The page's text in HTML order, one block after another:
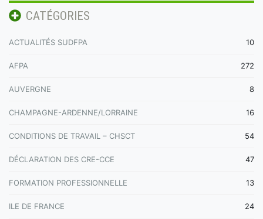
CATÉGORIES
ACTUALITÉS SUDFPA 10
AFPA 272
AUVERGNE 8
CHAMPAGNE-ARDENNE/LORRAINE 16
CONDITIONS DE TRAVAIL – CHSCT 54
DÉCLARATION DES CRE-CCE 47
FORMATION PROFESSIONNELLE 13
ILE DE FRANCE 24